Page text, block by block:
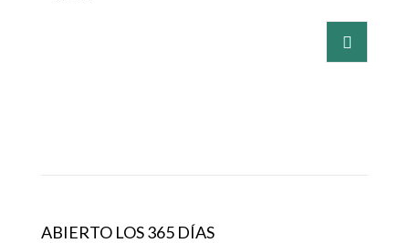
ABIERTO LOS 365 DÍAS